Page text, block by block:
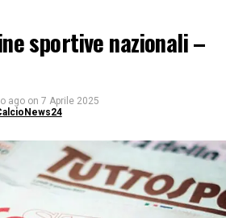
sportive nazionali –
ago on 7 Aprile 2025